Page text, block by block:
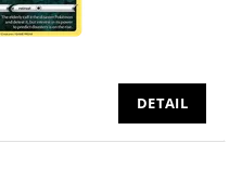
DETAIL